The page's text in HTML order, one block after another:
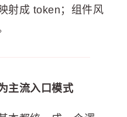
射成 token；组件风
主流入口模式